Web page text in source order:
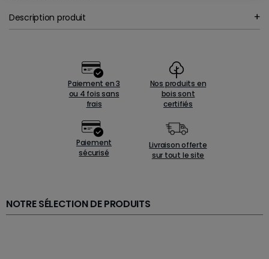
Description produit
Paiement en 3
ou 4 fois sans
frais
Nos produits en
bois sont
certifiés
Paiement
sécurisé
Livraison offerte
sur tout le site
NOTRE SÉLECTION DE PRODUITS